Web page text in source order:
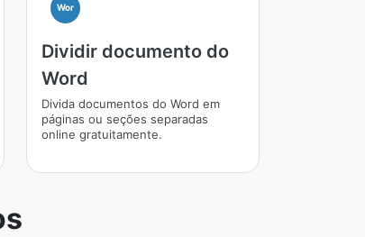
Wor
Dividir documento do
Word
Divida documentos do Word em
páginas ou seções separadas
online gratuitamente.